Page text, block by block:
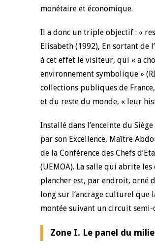
monétaire et économique.
Il a donc un triple objectif : «
Elisabeth (1992), En sortant de
à cet effet le visiteur, qui « a
environnement symbolique »
collections publiques de France,
et du reste du monde, « leur
Installé dans l’enceinte du
par son Excellence, Maître
de la Conférence des Chefs
(UEMOA). La salle qui abrite
plancher est, par endroit, orné
long sur l’ancrage culturel que
montée suivant un circuit
Zone I. Le panel du
Monétaire de la BCEAO du 4
2026, prononcée par son Président
Jean-Claude Kassi BROU